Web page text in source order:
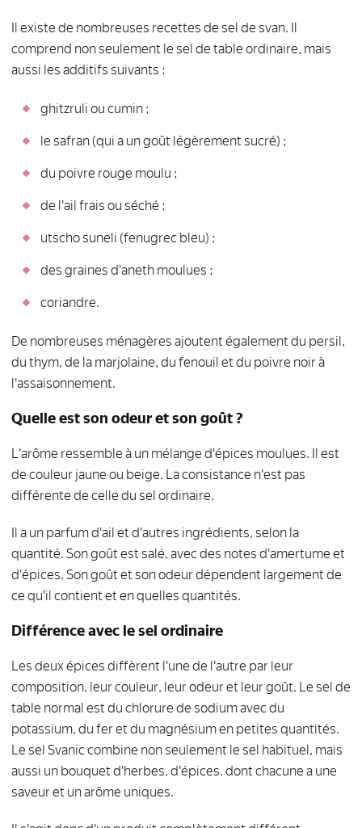
Il existe de nombreuses recettes de sel de svan. Il
comprend non seulement le sel de table ordinaire, mais
aussi les additifs suivants :
ghitzruli ou cumin ;
le safran (qui a un goût légèrement sucré) ;
du poivre rouge moulu ;
de l'ail frais ou séché ;
utscho suneli (fenugrec bleu) ;
des graines d'aneth moulues ;
coriandre.
De nombreuses ménagères ajoutent également du persil,
du thym, de la marjolaine, du fenouil et du poivre noir à
l'assaisonnement.
Quelle est son odeur et son goût ?
L'arôme ressemble à un mélange d'épices moulues. Il est
de couleur jaune ou beige. La consistance n'est pas
différente de celle du sel ordinaire.
Il a un parfum d'ail et d'autres ingrédients, selon la
quantité. Son goût est salé, avec des notes d'amertume et
d'épices. Son goût et son odeur dépendent largement de
ce qu'il contient et en quelles quantités.
Différence avec le sel ordinaire
Les deux épices diffèrent l'une de l'autre par leur
composition, leur couleur, leur odeur et leur goût. Le sel de
table normal est du chlorure de sodium avec du
potassium, du fer et du magnésium en petites quantités.
Le sel Svanic combine non seulement le sel habituel, mais
aussi un bouquet d'herbes, d'épices, dont chacune a une
saveur et un arôme uniques.